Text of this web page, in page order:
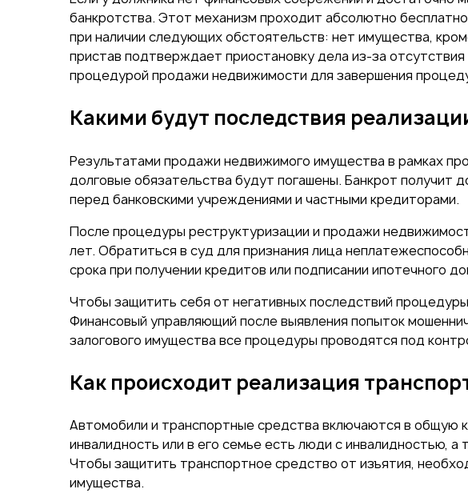
банкротства. Этот механизм проходит абсолютно
при наличии следующих обстоятельств: нет имущества,
пристав подтверждает приостановку дела из-за
процедурой продажи недвижимости для завершения
Какими будут последствия
Результатами продажи недвижимого имущества в рамках
долговые обязательства будут погашены. Банкрот
перед банковскими учреждениями и частными кредиторами.
После процедуры реструктуризации и продажи
лет. Обратиться в суд для признания лица
срока при получении кредитов или подписании ипотечного
Чтобы защитить себя от негативных последствий
Финансовый управляющий после выявления попыток
залогового имущества все процедуры проводятся под
Как происходит реализация
Автомобили и транспортные средства включаются в общую
инвалидность или в его семье есть люди с инвалидностью,
Чтобы защитить транспортное средство от изъятия,
имущества.